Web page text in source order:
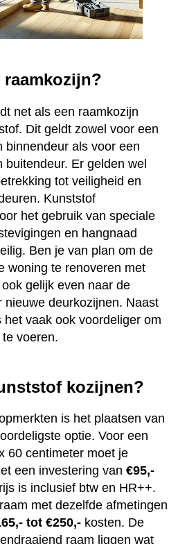
net als een raamkozijn
Dit geldt zowel voor een
binnendeur als voor een
buitendeur. Er gelden wel
tot veiligheid en
Kunststof
het gebruik van speciale
en hangnaad
Ben je van plan om de
woning te renoveren met
gelijk even naar de
nieuwe deurkozijnen. Naast
vaak ook voordeliger om
voeren.
kozijnen?
is het plaatsen van
optie. Voor een
60 centimeter moet je
een investering van €95,-
is inclusief btw en HR++.
met dezelfde afmetingen
tot €250,- kosten. De
raam liggen wat